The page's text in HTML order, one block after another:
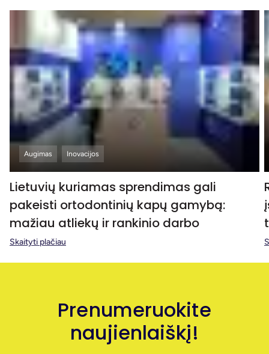
Augimas Inovacijos
Lietuvių kuriamas sprendimas gali
pakeisti ortodontinių kapų gamybą:
mažiau atliekų ir rankinio darbo
Skaityti plačiau
Prenumeruokite
naujienlaiškį!